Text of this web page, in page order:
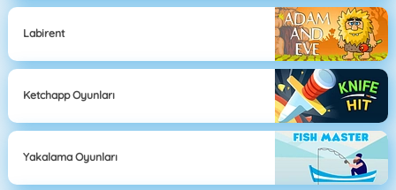
Labirent
Ketchapp Oyunları
Yakalama Oyunları